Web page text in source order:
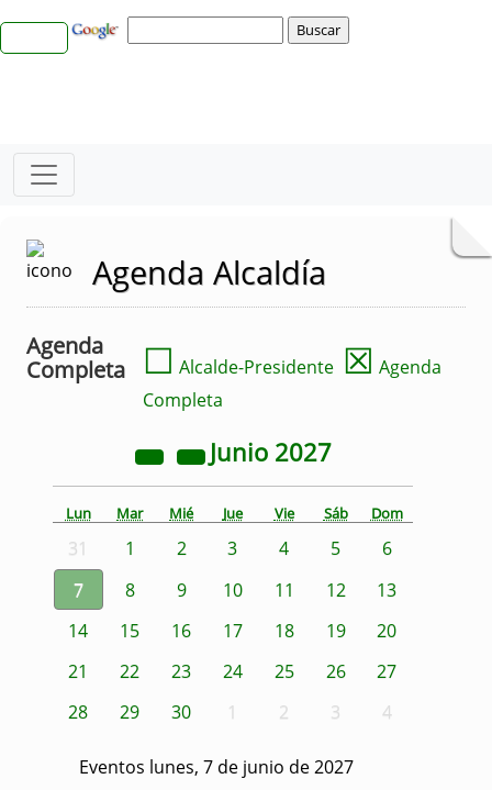
Agenda Alcaldía
Agenda
Completa
☐ Alcalde-Presidente ☒ Agenda
Completa
Junio 2027
Lun Mar Mié Jue Vie Sáb Dom
31 1 2 3 4 5
6
7
8 9 10 11 12
13
14
15 16 17 18 19
20
21
22 23 24 25 26
27
28
29 30 1 2 3 4
Eventos lunes, 7 de junio de 2027